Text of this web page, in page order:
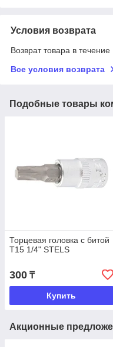
Условия возврата
Возврат товара в
Все условия возврата
Подобные товары
Торцевая головка с битой
Т15 1/4" STELS
300 ₸
Купить
Акционные